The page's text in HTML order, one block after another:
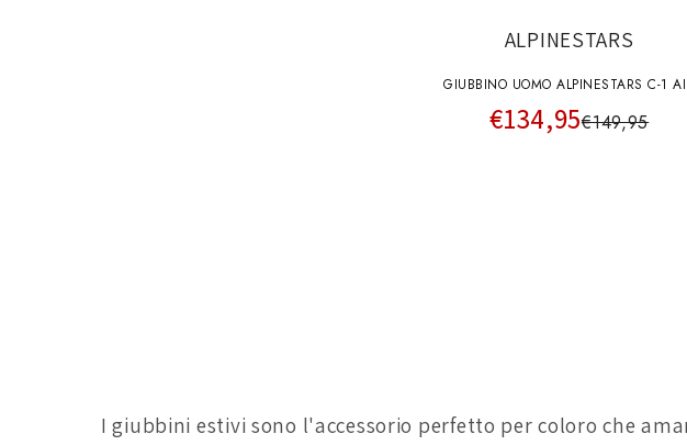
ALPINESTARS
GIUBBINO UOMO ALPINESTARS C-1
GHIACCIO
€134,95€149,95
I giubbini estivi sono l'accessorio perfetto per coloro che